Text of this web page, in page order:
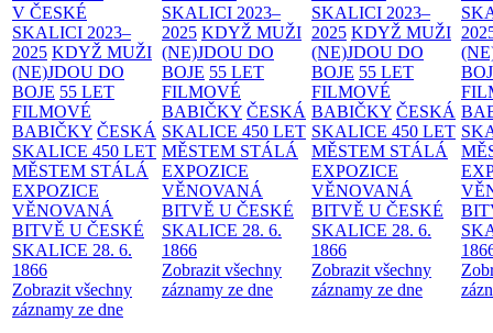
V ČESKÉ
SKALICI 2023–
2025 KDYŽ MUŽI
(NE)JDOU DO
BOJE 55 LET
FILMOVÉ
BABIČKY ČESKÁ
SKALICE 450 LET
MĚSTEM STÁLÁ
EXPOZICE
VĚNOVANÁ
BITVĚ U ČESKÉ
SKALICE 28. 6.
1866
Zobrazit všechny
záznamy ze dne
SKALICI 2023–
2025 KDYŽ MUŽI
(NE)JDOU DO
BOJE 55 LET
FILMOVÉ
BABIČKY ČESKÁ
SKALICE 450 LET
MĚSTEM STÁLÁ
EXPOZICE
VĚNOVANÁ
BITVĚ U ČESKÉ
SKALICE 28. 6.
1866
Zobrazit všechny
záznamy ze dne
SKALICI 2023–
2025 KDYŽ MUŽI
(NE)JDOU DO
BOJE 55 LET
FILMOVÉ
BABIČKY ČESKÁ
SKALICE 450 LET
MĚSTEM STÁLÁ
EXPOZICE
VĚNOVANÁ
BITVĚ U ČESKÉ
SKALICE 28. 6.
1866
Zobrazit všechny
záznamy ze dne